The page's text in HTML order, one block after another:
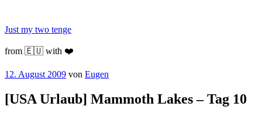
springen
Just my two tenge
from 🇪🇺 with ❤️
Veröffentlicht
12. August 2009 von Eugen
[USA Urlaub] Mammoth Lakes – Tag 10